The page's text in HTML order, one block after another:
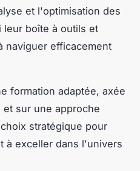
et l'optimisation des
leur boîte à outils et
naviguer efficacement
formation adaptée, axée
sur une approche
stratégique pour
à exceller dans l'univers